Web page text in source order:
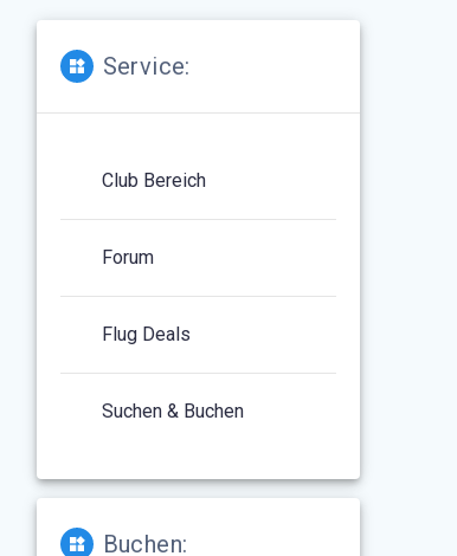
Service:
Club Bereich
Forum
Flug Deals
Suchen & Buchen
Buchen: